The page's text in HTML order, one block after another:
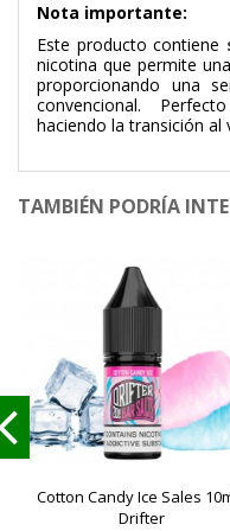
Nota importante:
Este producto contiene
nicotina que permite
proporcionando una
convencional.
haciendo la transición al
TAMBIÉN PODRÍA
Cotton Candy Ice Sales
Drifter